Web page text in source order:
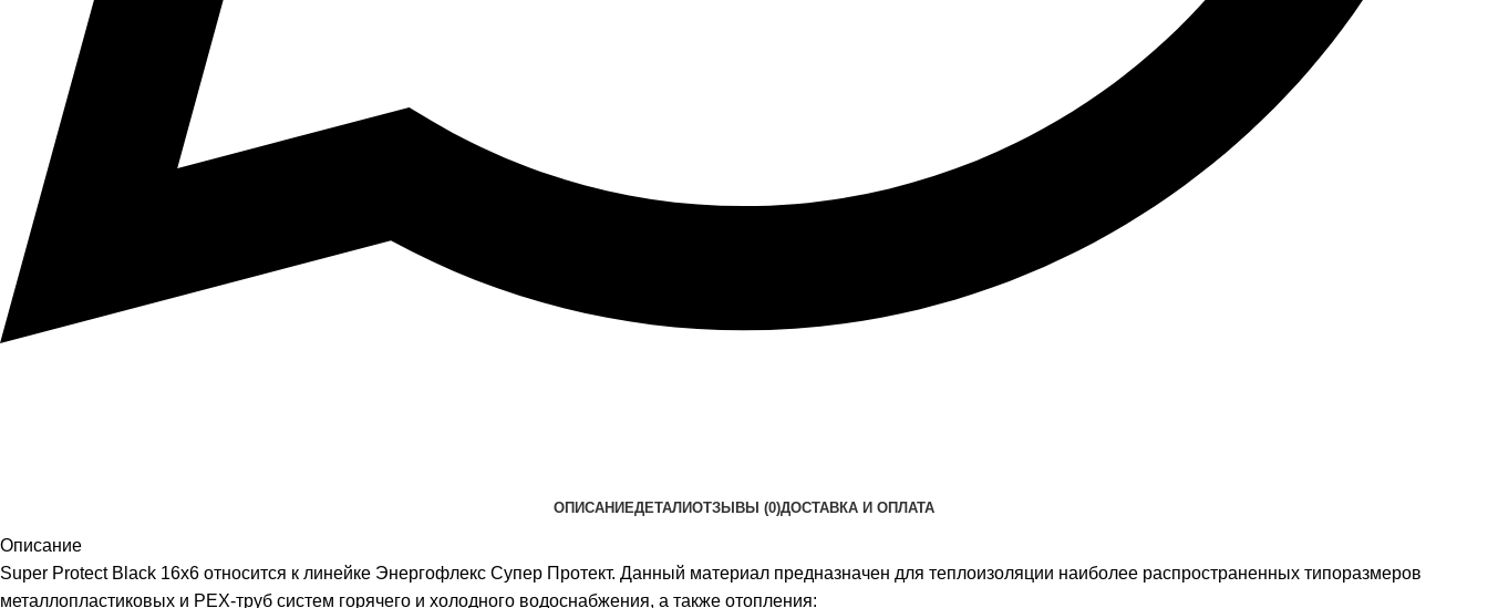
ОПИСАНИЕДЕТАЛИОТЗЫВЫ (0)ДОСТАВКА И ОПЛАТА
Описание
Super Protect Black 16х6 относится к линейке Энергофлекс Супер Протект. Данный материал предназначен для теплоизоляции наиболее распространенных типоразмеров
металлопластиковых и PEX-труб систем горячего и холодного водоснабжения, а также отопления: